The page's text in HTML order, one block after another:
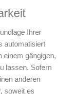
Ihrer
automatisiert
einem gängigen,
lassen. Sofern
anderen
soweit es